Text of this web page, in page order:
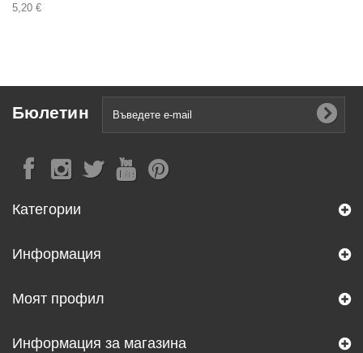
5,20 €
Бюлетин
Категории
Информация
Моят профил
Информация за магазина